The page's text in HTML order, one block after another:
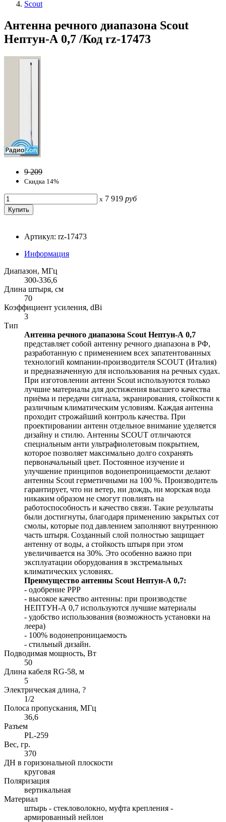
Scout
Антенна речного диапазона Scout
Нептун-А 0,7 /Код rz-17473
9 209
Скидка 14%
x 7 919 руб
Артикул: rz-17473
Информация
Диапазон, МГц
300-336,6
Длина штыря, см
70
Коэффициент усиления, dBi
3
Тип
Антенна речного диапазона Scout Нептун-А 0,7
представляет собой антенну речного диапазона в РФ,
разработанную с применением всех запатентованных
технологий компании-производителя SCOUT (Италия)
и предназначенную для использования на речных судах.
При изготовлении антенн Scout используются только
лучшие материалы для достижения высшего качества
приёма и передачи сигнала, экранирования, стойкости к
различным климатическим условиям. Каждая антенна
проходит строжайший контроль качества. При
проектировании антенн отдельное внимание уделяется
дизайну и стилю. Антенны SCOUT отличаются
специальным анти ультрафиолетовым покрытием,
которое позволяет максимально долго сохранять
первоначальный цвет. Постоянное изучение и
улучшение принципов водонепроницаемости делают
антенны Scout герметичными на 100 %. Производитель
гарантирует, что ни ветер, ни дождь, ни морская вода
никаким образом не смогут повлиять на
работоспособность и качество связи. Такие результаты
были достигнуты, благодаря применению закрытых сот
смолы, которые под давлением заполняют внутреннюю
часть штыря. Созданный слой полностью защищает
антенну от воды, а стойкость штыря при этом
увеличивается на 30%. Это особенно важно при
эксплуатации оборудования в экстремальных
климатических условиях.
Преимущество антенны Scout Нептун-А 0,7:
- одобрение РРР
- высокое качество антенны: при производстве
НЕПТУН-А 0,7 используются лучшие материалы
- удобство использования (возможность установки на
леера)
- 100% водонепроницаемость
- стильный дизайн.
Подводимая мощность, Вт
50
Длина кабеля RG-58, м
5
Электрическая длина, ?
1/2
Полоса пропускания, МГц
36,6
Разъем
PL-259
Вес, гр.
370
ДН в горизональной плоскости
круговая
Поляризация
вертикальная
Материал
штырь - стекловолокно, муфта крепления -
армированный нейлон